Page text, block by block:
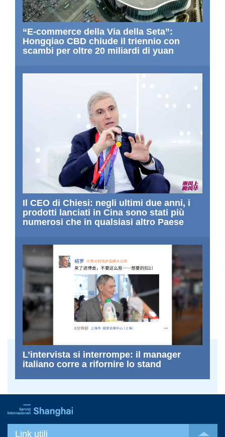
“E-commerce della Via della Seta”:
Hongqiao CBD chiude il triennio con
scambi per oltre 20 miliardi di yuan
Il CEO di Chiesi: negli ultimi due anni, i
prodotti lanciati in Cina sono stati più
numerosi che in qualsiasi altro Paese
L’intervista si interrompe: il manager
italiano corre a rifornire lo stand
Link utili